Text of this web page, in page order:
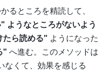
るところを精読して、
ようなところがないよう
たら読める" ようになった
" へ進む。このメソッドは
なくて、効果を感じる